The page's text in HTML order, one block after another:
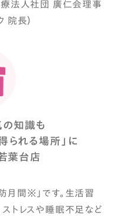
療法人社団 廣仁会理事
院長）
知識も
られる場所」に
葉台店
月間※」です。生活習
トレスや睡眠不足など